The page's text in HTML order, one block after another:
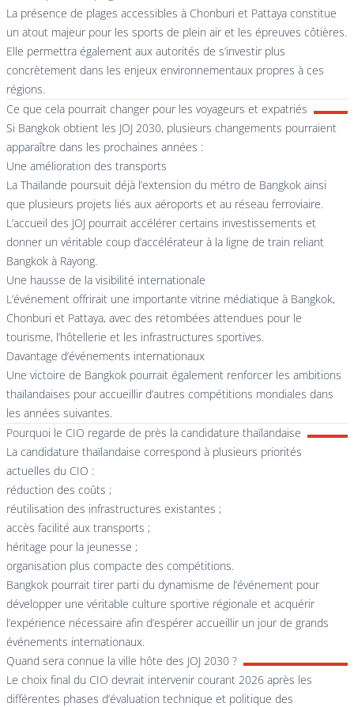
La présence de plages accessibles à Chonburi et Pattaya constitue
un atout majeur pour les sports de plein air et les épreuves côtières.
Elle permettra également aux autorités de s’investir plus
concrètement dans les enjeux environnementaux propres à ces
régions.
Ce que cela pourrait changer pour les voyageurs et expatriés
Si Bangkok obtient les JOJ 2030, plusieurs changements pourraient
apparaître dans les prochaines années :
Une amélioration des transports
La Thaïlande poursuit déjà l’extension du métro de Bangkok ainsi
que plusieurs projets liés aux aéroports et au réseau ferroviaire.
L’accueil des JOJ pourrait accélérer certains investissements et
donner un véritable coup d’accélérateur à la ligne de train reliant
Bangkok à Rayong.
Une hausse de la visibilité internationale
L’événement offrirait une importante vitrine médiatique à Bangkok,
Chonburi et Pattaya, avec des retombées attendues pour le
tourisme, l’hôtellerie et les infrastructures sportives.
Davantage d’événements internationaux
Une victoire de Bangkok pourrait également renforcer les ambitions
thaïlandaises pour accueillir d’autres compétitions mondiales dans
les années suivantes.
Pourquoi le CIO regarde de près la candidature thaïlandaise
La candidature thaïlandaise correspond à plusieurs priorités
actuelles du CIO :
réduction des coûts ;
réutilisation des infrastructures existantes ;
accès facilité aux transports ;
héritage pour la jeunesse ;
organisation plus compacte des compétitions.
Bangkok pourrait tirer parti du dynamisme de l’événement pour
développer une véritable culture sportive régionale et acquérir
l’expérience nécessaire afin d’espérer accueillir un jour de grands
événements internationaux.
Quand sera connue la ville hôte des JOJ 2030 ?
Le choix final du CIO devrait intervenir courant 2026 après les
différentes phases d’évaluation technique et politique des